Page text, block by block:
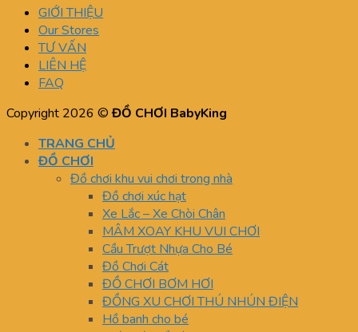
GIỚI THIỆU
Our Stores
TƯ VẤN
LIÊN HỆ
FAQ
Copyright 2026 ©ĐỒ CHƠI BabyKing
TRANG CHỦ
ĐỒ CHƠI
Đồ chơi khu vui chơi trong nhà
Đồ chơi xúc hạt
Xe Lắc – Xe Chòi Chân
MÂM XOAY KHU VUI CHƠI
Cầu Trượt Nhựa Cho Bé
Đồ Chơi Cát
ĐỒ CHƠI BƠM HƠI
ĐỒNG XU CHƠI THÚ NHÚN ĐIỆN
Hồ banh cho bé